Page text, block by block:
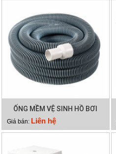
ỐNG MỀM VỆ SINH HỒ BƠI
12M 2 LỚP
Giá bán: Liên hệ